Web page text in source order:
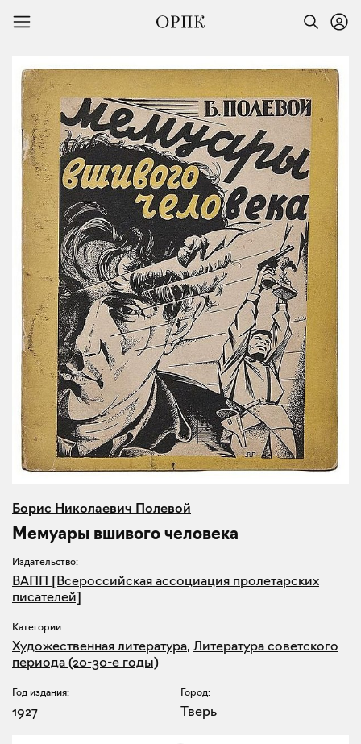
Борис Николаевич Полевой
Мемуары вшивого человека
Издательство:
ВАПП [Всероссийская ассоциация пролетарских
писателей]
Категории:
Художественная литература, Литература советского
периода (20-30-е годы)
Год издания:
1927
Город:
Тверь